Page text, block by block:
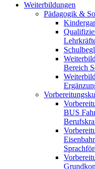
Weiterbildungen
Pädagogik &
Bereich
BUS